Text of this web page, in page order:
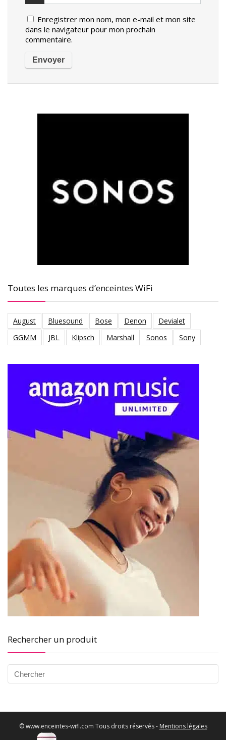
Enregistrer mon nom, mon e-mail et mon site
dans le navigateur pour mon prochain
commentaire.
Toutes les marques d’enceintes WiFi
August Bluesound Bose Denon
Devialet
GGMM
JBL Klipsch Marshall Sonos Sony
Rechercher un produit
© www.enceintes-wifi.com Tous droits réservés - Mentions légales